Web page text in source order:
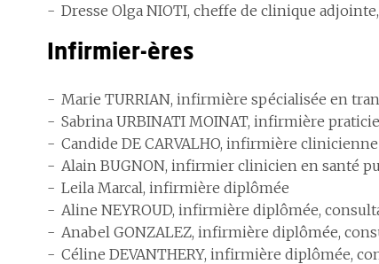
Dresse Olga NIOTI, cheffe de clinique
Infirmier-ères
Marie TURRIAN, infirmière spécialisée en
Sabrina URBINATI MOINAT, infirmière
Candide DE CARVALHO, infirmière
Alain BUGNON, infirmier clinicien en santé
Leila Marcal, infirmière diplômée
Aline NEYROUD, infirmière diplômée,
Anabel GONZALEZ, infirmière diplômée,
Céline DEVANTHERY, infirmière diplômée,